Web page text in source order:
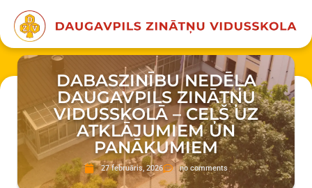
DABASZINĪBU NEDĒĻA
DAUGAVPILS ZINĀTŅU
VIDUSSKOLĀ – CEĻŠ UZ
ATKLĀJUMIEM UN
PANĀKUMIEM
27 februāris, 2026 no comments